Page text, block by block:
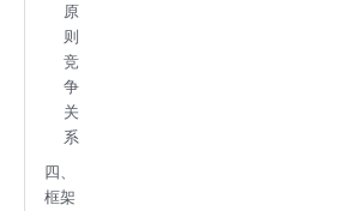
原
则
竞
争
关
系
四、
框架